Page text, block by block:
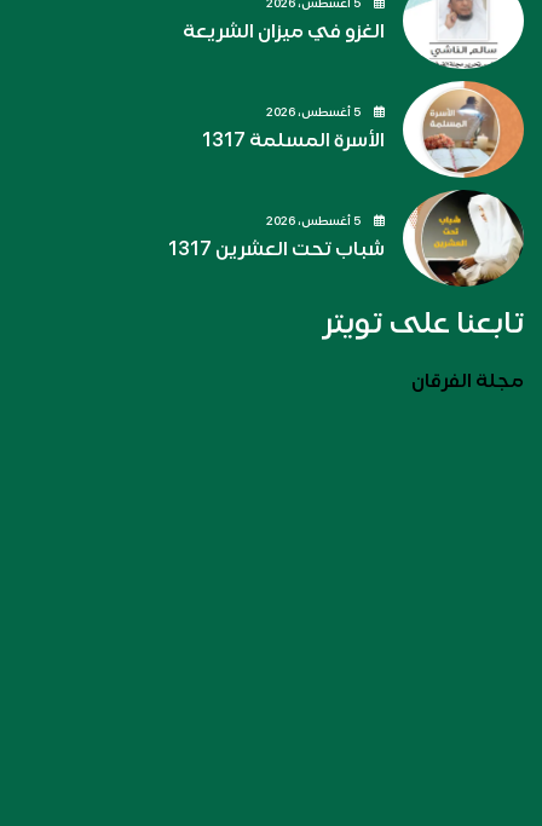
الغزو في ميزان الشريعة
الأسرة المسلمة 1317
شباب تحت العشرين 1317
تابعنا على تويتر
مجلة الفرقان